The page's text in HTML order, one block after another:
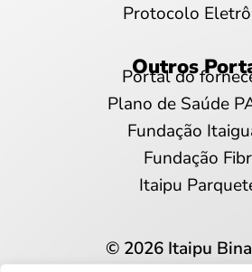
Protocolo
Outros
Portal do
Plano de Saúde
Fundação
Fundação
Itaipu
© 2026 Itaipu